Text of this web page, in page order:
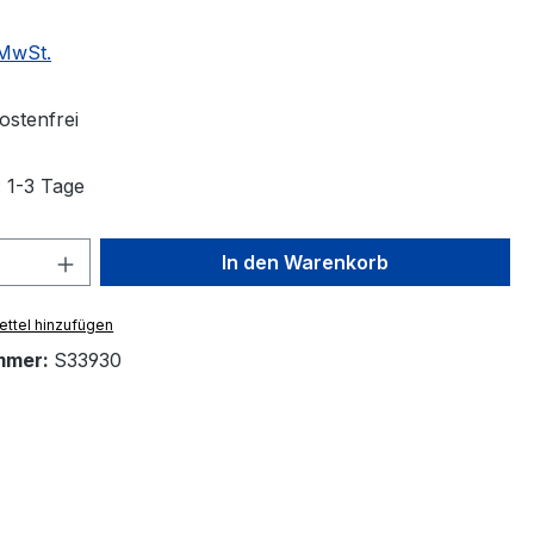
3 Tage
Anzahl: Gib den gewünschten Wert
In den Warenkorb
hinzufügen
S33930